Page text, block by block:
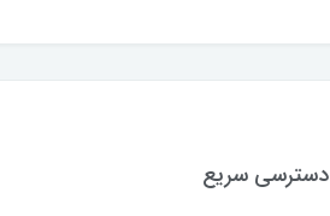
دسترسی سریع